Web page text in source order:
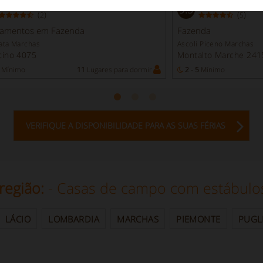
(2 )
em Fazenda
Marchas
4075
Mínimo 11 Lugares para dormir
9.5 ( )
Fazenda
Ascoli Piceno Marchas
Montalto Marche
2 - 5 Mínimo
VERIFIQUE A DISPONIBILIDADE PARA AS SUAS FÉRIAS
- Casas de campo com
LÁCIO LOMBARDIA MARCHAS PIEMONTE